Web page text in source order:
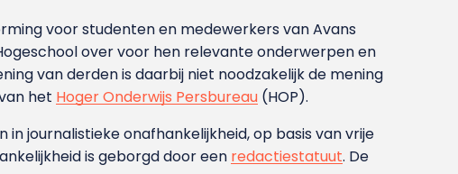
voor studenten en medewerkers van Avans
over voor hen relevante onderwerpen en
van derden is daarbij niet noodzakelijk de mening
het Hoger Onderwijs Persbureau (HOP).
journalistieke onafhankelijkheid, op basis van vrije
is geborgd door een redactiestatuut. De